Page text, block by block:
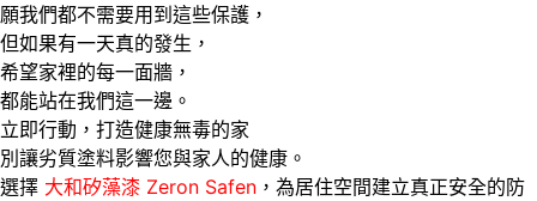
願我們都不需要用到這些保護，
但如果有一天真的發生，
希望家裡的每一面牆，
都能站在我們這一邊。
立即行動，打造健康無毒的家
別讓劣質塗料影響您與家人的健康。
選擇 大和矽藻漆 Zeron Safen ，為居住空間建立真正安全的防